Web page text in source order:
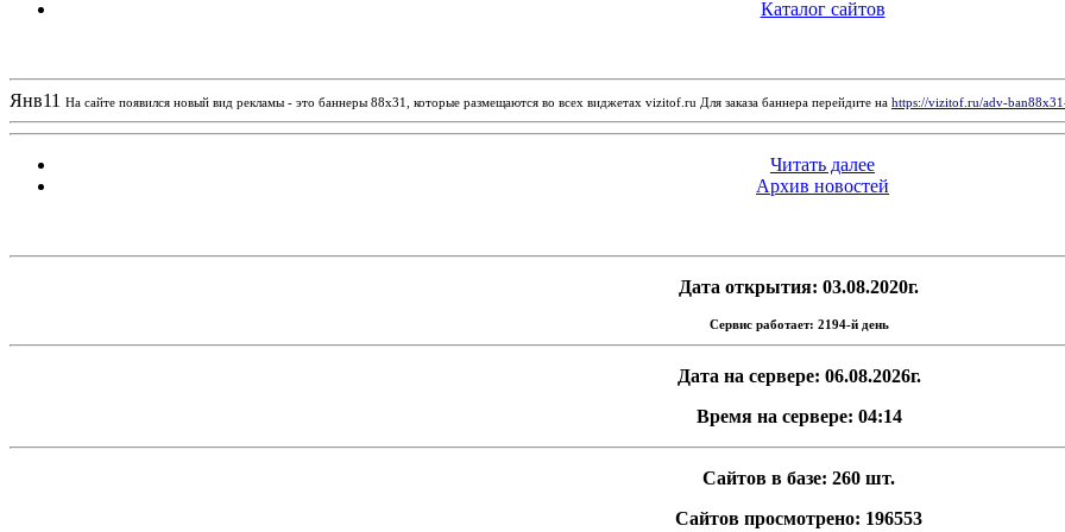
Каталог сайтов
Янв11 На сайте появился новый вид рекламы - это баннеры 88х31, которые размещаются во всех виджетах vizitof.ru Для заказа баннера перейдите на https://vizitof.ru/adv-
Читать далее
Архив новостей
Дата открытия: 03.08.2020г.
Сервис работает: 2194-й день
Дата на сервере: 06.08.2026г.
Время на сервере: 04:14
Сайтов в базе: 260 шт.
Сайтов просмотрено: 196553